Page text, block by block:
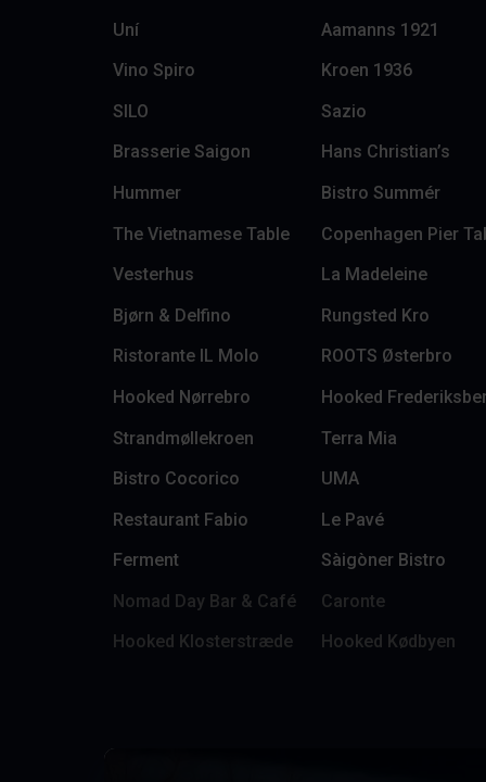
Uní
Aamanns 1921
Vino Spiro
Kroen 1936
SILO
Sazio
Brasserie Saigon
Hans Christian’s
Hummer
Bistro Summér
The Vietnamese Table
Copenhagen Pier
Vesterhus
La Madeleine
Bjørn & Delfino
Rungsted Kro
Ristorante IL Molo
ROOTS Østerbro
Hooked Nørrebro
Hooked
Strandmøllekroen
Terra Mia
Bistro Cocorico
UMA
Restaurant Fabio
Le Pavé
Ferment
Sàigòner Bistro
Nomad Day Bar & Café
Caronte
Hooked Klosterstræde
Hooked Kødbyen